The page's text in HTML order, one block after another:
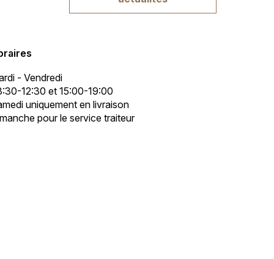
- Vendredi
12:30 et 15:00-19:00
uniquement en livraison
pour le service traiteur